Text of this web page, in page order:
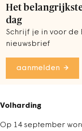
Het
dag
Schrijf je in voor de
nieuwsbrief
aanmelden
Volharding
Op 14 september